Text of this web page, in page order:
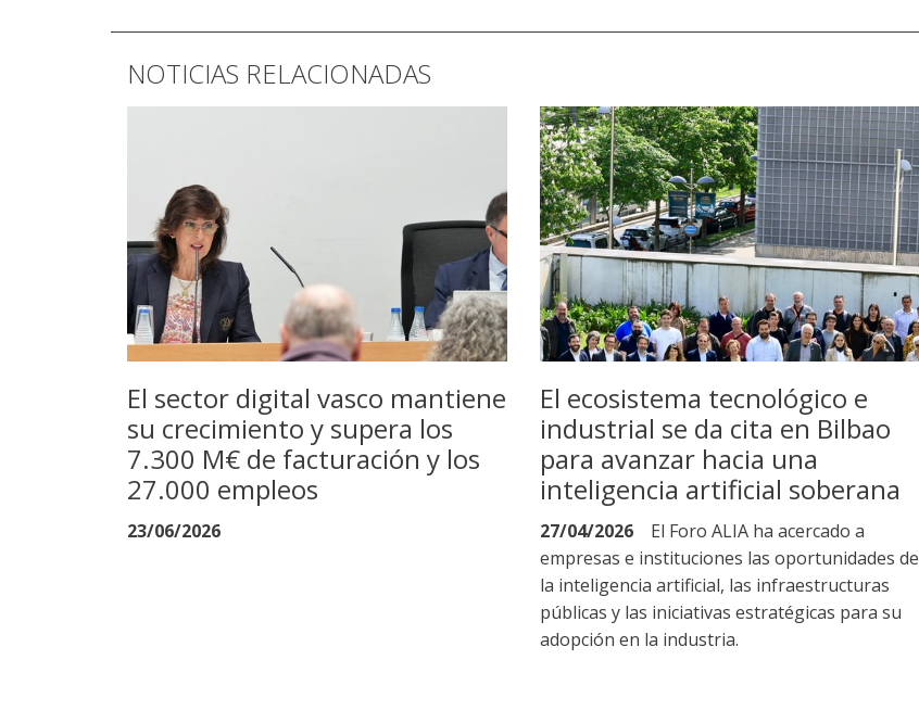
NOTICIAS RELACIONADAS
El sector digital vasco mantiene
su crecimiento y supera los
7.300 M€ de facturación y los
27.000 empleos
23/06/2026
El ecosistema tecnológico e
industrial se da cita en Bilbao
para avanzar hacia una
inteligencia artificial soberana
27/04/2026
El Foro ALIA ha acercado a
empresas e instituciones las oportunidades de
la inteligencia artificial, las infraestructuras
públicas y las iniciativas estratégicas para su
adopción en la industria.